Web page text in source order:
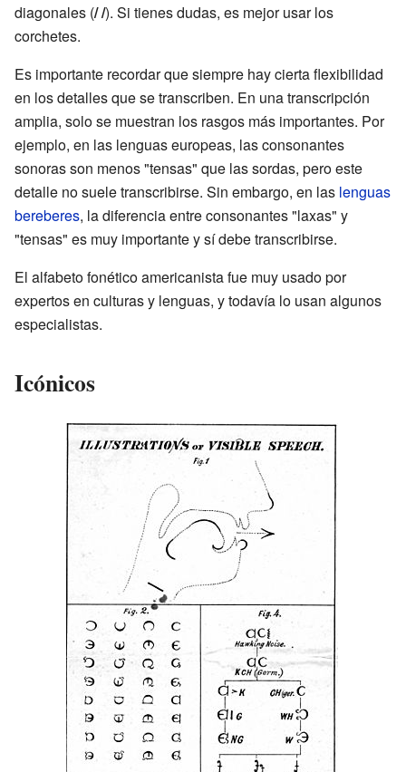
diagonales (/ /). Si tienes dudas, es mejor usar los
corchetes.
Es importante recordar que siempre hay cierta flexibilidad
en los detalles que se transcriben. En una transcripción
amplia, solo se muestran los rasgos más importantes. Por
ejemplo, en las lenguas europeas, las consonantes
sonoras son menos "tensas" que las sordas, pero este
detalle no suele transcribirse. Sin embargo, en las lenguas
bereberes, la diferencia entre consonantes "laxas" y
"tensas" es muy importante y sí debe transcribirse.
El alfabeto fonético americanista fue muy usado por
expertos en culturas y lenguas, y todavía lo usan algunos
especialistas.
Icónicos